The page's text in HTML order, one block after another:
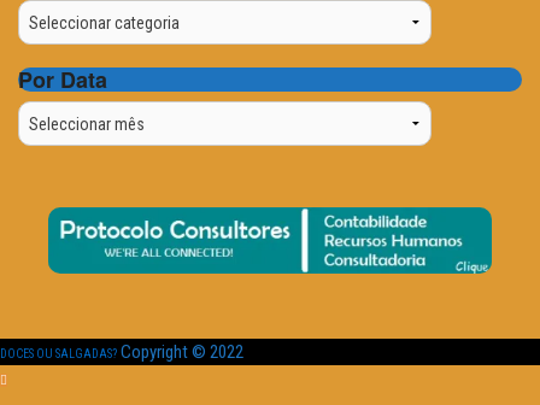
Categorias
Por Data
Por
Data
DOCES OU SALGADAS? Copyright © 2022